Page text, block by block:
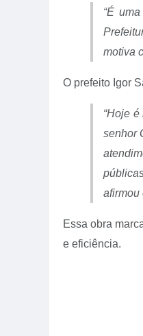
“É
motiva
O prefeito Igor
“Hoje
senhor
afirmou
Essa obra
e eficiência.